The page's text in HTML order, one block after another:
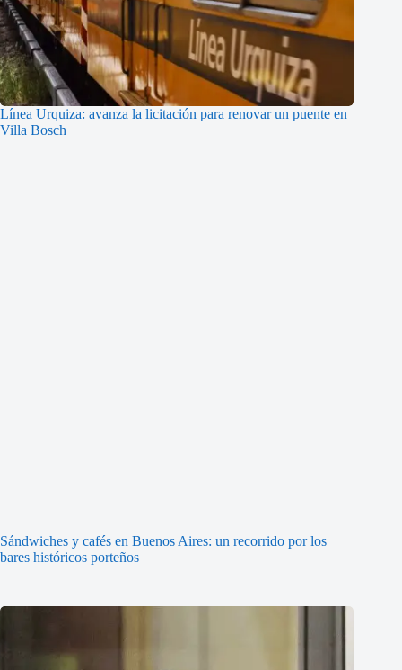
Línea Urquiza: avanza la licitación para renovar un puente en
Villa Bosch
Sándwiches y cafés en Buenos Aires: un recorrido por los
bares históricos porteños